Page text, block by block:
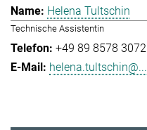
Helena Tultschin
Technische Assistentin
+49 89 8578 3072
helena.tultschin@...